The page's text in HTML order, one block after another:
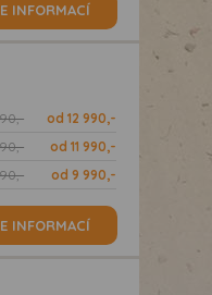
INFORMACÍ
od 12 990,-
od 11 990,-
od 9 990,-
INFORMACÍ